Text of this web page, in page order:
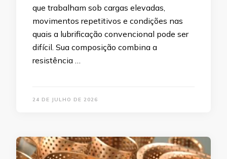
que trabalham sob cargas elevadas,
movimentos repetitivos e condições nas
quais a lubrificação convencional pode ser
difícil. Sua composição combina a
resistência …
24 DE JULHO DE 2026